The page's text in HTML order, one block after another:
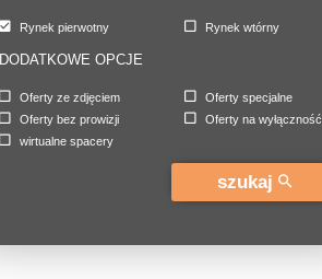
Rynek pierwotny Rynek wtórny
DODATKOWE OPCJE
Oferty ze zdjęciem
Oferty specjalne
Oferty bez prowizji
Oferty na wyłączność
wirtualne spacery
szukaj